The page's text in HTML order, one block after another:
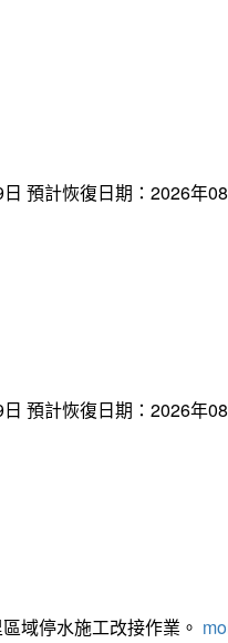
預計恢復日期：2026年
預計恢復日期：2026年
域停水施工改接作業。